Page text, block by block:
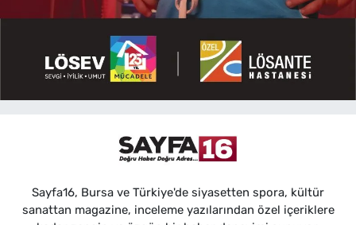
Sayfa16, Bursa ve Türkiye'de siyasetten spora, kültür
sanattan magazine, inceleme yazılarından özel içeriklere